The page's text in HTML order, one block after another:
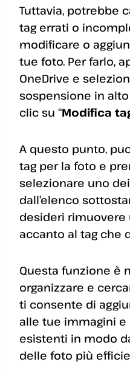
Tuttavia, potrebbe
tag errati o
modificare o
tue foto. Per farlo,
OneDrive e
sospensione in
clic su “Modifica
A questo punto,
tag per la foto e
selezionare uno
dall’elenco
desideri rimuovere
accanto al tag che
Questa funzione è
organizzare e
ti consente di
alle tue immagini
esistenti in modo
delle foto più